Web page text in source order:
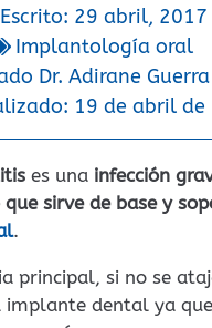
Escrito: 29 abril, 2017
Implantología oral
Dr. Adirane
19 de abril de
es una infección
sirve de base y
.
principal, si no se
implante dental ya